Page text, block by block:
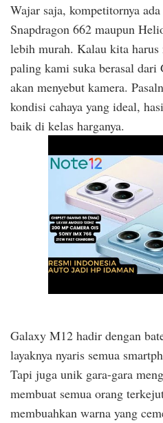
Wajar saja, kompetitornya
Snapdragon 662 maupun
lebih murah. Kalau kita
paling kami suka berasal
akan menyebut kamera.
kondisi cahaya yang ideal,
baik di kelas harganya.
Galaxy M12 hadir dengan
layaknya nyaris semua
Tapi juga unik gara-gara
membuat semua orang
membuahkan warna yang